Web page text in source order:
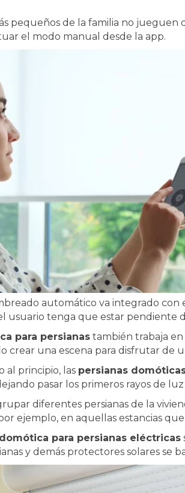
pequeños de la familia no jueguen
el modo manual desde la app.
automático va integrado con
usuario tenga que estar pendiente
para persianas también trabaja
crear una escena para disfrutar de
al principio, las persianas
pasar los primeros rayos de luz
diferentes persianas de la
ejemplo, en aquellas estancias
domótica para persianas eléctricas
y demás protectores solares se